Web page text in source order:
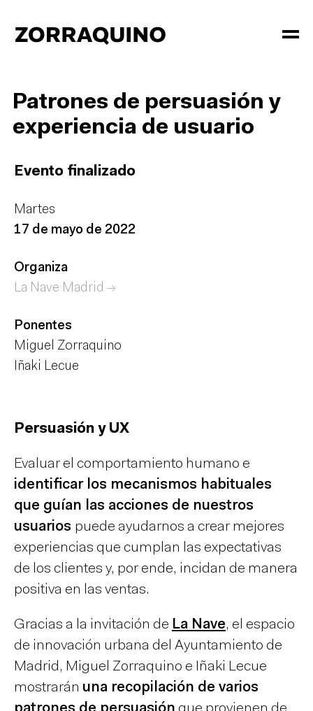
Patrones de persuasión y
experiencia de usuario
Evento finalizado
Martes
17 de mayo de 2022
Organiza
La Nave Madrid →
Ponentes
Miguel Zorraquino
Iñaki Lecue
Persuasión y UX
Evaluar el comportamiento humano e
identificar los mecanismos habituales
que guían las acciones de nuestros
usuarios puede ayudarnos a crear mejores
experiencias que cumplan las expectativas
de los clientes y, por ende, incidan de manera
positiva en las ventas.
Gracias a la invitación de La Nave, el espacio
de innovación urbana del Ayuntamiento de
Madrid, Miguel Zorraquino e Iñaki Lecue
mostrarán una recopilación de varios